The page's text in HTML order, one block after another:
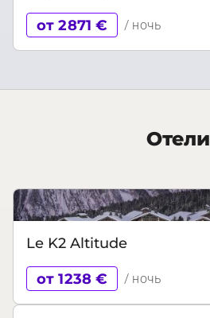
от 2871 € / ночь
Отели
Le K2 Altitude
от 1238 € / ночь